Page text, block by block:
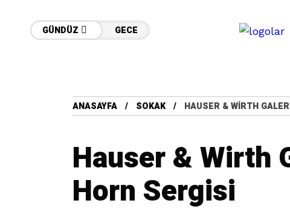
GÜNDÜZ GECE
ANASAYFA SOKAK HAUSER & WIRTH
Hauser & Wirth
Horn Sergisi